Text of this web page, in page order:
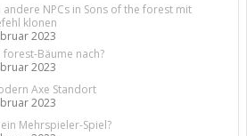
andere NPCs in Sons of the forest mit
klonen
2023
forest-Bäume nach?
2023
Axe Standort
2023
Mehrspieler-Spiel?